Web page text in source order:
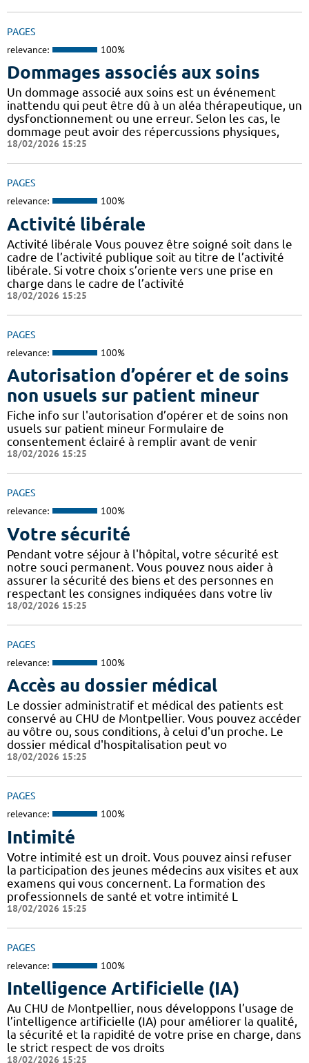
PAGES
relevance: 100%
Dommages associés aux soins
Un dommage associé aux soins est un événement
inattendu qui peut être dû à un aléa thérapeutique, un
dysfonctionnement ou une erreur. Selon les cas, le
dommage peut avoir des répercussions physiques,
18/02/2026 15:25
PAGES
relevance: 100%
Activité libérale
Activité libérale Vous pouvez être soigné soit dans le
cadre de l’activité publique soit au titre de l’activité
libérale. Si votre choix s’oriente vers une prise en
charge dans le cadre de l’activité
18/02/2026 15:25
PAGES
relevance: 100%
Autorisation d’opérer et de soins
non usuels sur patient mineur
Fiche info sur l'autorisation d’opérer et de soins non
usuels sur patient mineur Formulaire de
consentement éclairé à remplir avant de venir
18/02/2026 15:25
PAGES
relevance: 100%
Votre sécurité
Pendant votre séjour à l'hôpital, votre sécurité est
notre souci permanent. Vous pouvez nous aider à
assurer la sécurité des biens et des personnes en
respectant les consignes indiquées dans votre liv
18/02/2026 15:25
PAGES
relevance: 100%
Accès au dossier médical
Le dossier administratif et médical des patients est
conservé au CHU de Montpellier. Vous pouvez accéder
au vôtre ou, sous conditions, à celui d'un proche. Le
dossier médical d'hospitalisation peut vo
18/02/2026 15:25
PAGES
relevance: 100%
Intimité
Votre intimité est un droit. Vous pouvez ainsi refuser
la participation des jeunes médecins aux visites et aux
examens qui vous concernent. La formation des
professionnels de santé et votre intimité L
18/02/2026 15:25
PAGES
relevance: 100%
Intelligence Artificielle (IA)
Au CHU de Montpellier, nous développons l’usage de
l’intelligence artificielle (IA) pour améliorer la qualité,
la sécurité et la rapidité de votre prise en charge, dans
le strict respect de vos droits
18/02/2026 15:25